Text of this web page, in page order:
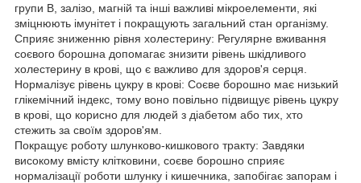
групи B, залізо, магній та інші важливі мікроелементи, які
зміцнюють імунітет і покращують загальний стан організму.
Сприяє зниженню рівня холестерину: Регулярне вживання
соєвого борошна допомагає знизити рівень шкідливого
холестерину в крові, що є важливо для здоров'я серця.
Нормалізує рівень цукру в крові: Соєве борошно має низький
глікемічний індекс, тому воно повільно підвищує рівень цукру
в крові, що корисно для людей з діабетом або тих, хто
стежить за своїм здоров'ям.
Покращує роботу шлунково-кишкового тракту: Завдяки
високому вмісту клітковини, соєве борошно сприяє
нормалізації роботи шлунку і кишечника, запобігає запорам і